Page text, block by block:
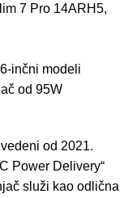
7 Pro 14ARH5,
inčni modeli
od 95W
od 2021.
Power Delivery“
služi kao odlična